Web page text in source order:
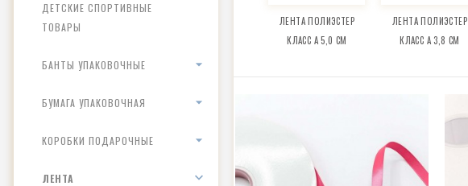
ДЕТСКИЕ СПОРТИВНЫЕ
ТОВАРЫ
БАНТЫ УПАКОВОЧНЫЕ
БУМАГА УПАКОВОЧНАЯ
КОРОБКИ ПОДАРОЧНЫЕ
ЛЕНТА
ЛЕНТА ПОЛИЭСТЕР
КЛАСС А 5,0 СМ
ЛЕНТА ПОЛИЭСТЕР
КЛАСС А 3,8 СМ